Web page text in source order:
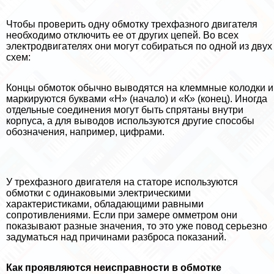
Чтобы проверить одну обмотку трехфазного двигателя
необходимо отключить ее от других цепей. Во всех
электродвигателях они могут собираться по одной из двух
схем:
Концы обмоток обычно выводятся на клеммные колодки и
маркируются буквами «Н» (начало) и «К» (конец). Иногда
отдельные соединения могут быть спрятаны внутри
корпуса, а для выводов используются другие способы
обозначения, например, цифрами.
У трехфазного двигателя на статоре используются
обмотки с одинаковыми электрическими
хаpaктеристиками, обладающими равными
сопротивлениями. Если при замере омметром они
показывают разные значения, то это уже повод серьезно
задуматься над причинами разброса показаний.
Как проявляются неисправности в обмотке